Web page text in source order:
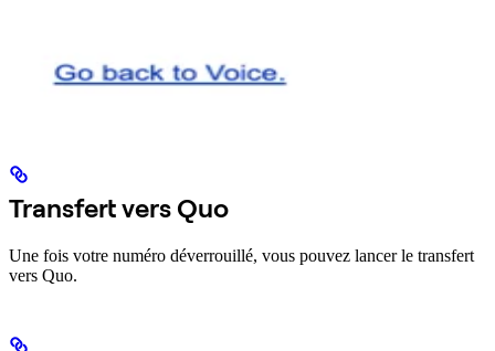
Transfert vers Quo
Une fois votre numéro déverrouillé, vous pouvez lancer le transfert
vers Quo.